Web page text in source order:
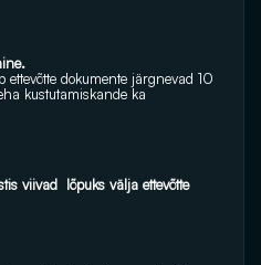
dokumente järgnevad 10
kustutamiskande ka
viivad  lõpuks välja ettevõtte